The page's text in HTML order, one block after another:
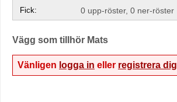
Fick: 0 upp-röster, 0 ner-röster
Vägg som tillhör Mats
Vänligen logga in eller registrera dig